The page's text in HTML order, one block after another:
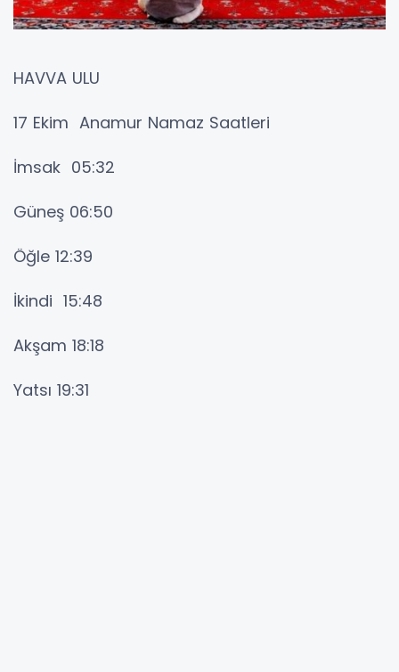
HAVVA ULU
17 Ekim Anamur Namaz Saatleri
İmsak 05:32
Güneş 06:50
Öğle 12:39
İkindi 15:48
Akşam 18:18
Yatsı 19:31